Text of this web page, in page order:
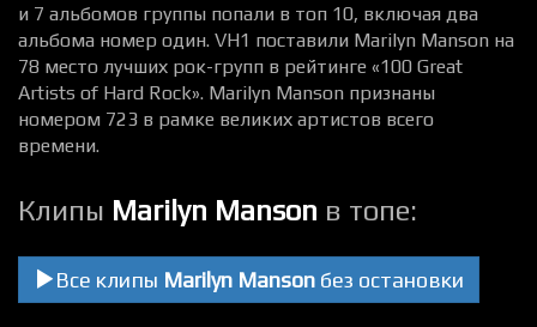
и 7 альбомов группы попали в топ 10, включая два
альбома номер один. VH1 поставили Marilyn Manson на
78 место лучших рок-групп в рейтинге «100 Great
Artists of Hard Rock». Marilyn Manson признаны
номером 723 в рамке великих артистов всего
времени.
Клипы Marilyn Manson в топе:
Все клипы Marilyn Manson без остановки